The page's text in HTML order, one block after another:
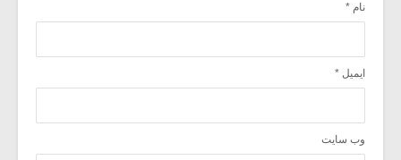
نام *
ایمیل *
وب‌ سایت